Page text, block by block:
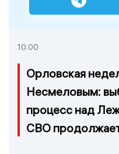
10:00
Орловская
Несмеловым:
процесс над
СВО